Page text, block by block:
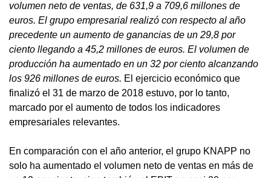
volumen neto de ventas, de 631,9 a 709,6 millones de
euros. El grupo empresarial realizó con respecto al año
precedente un aumento de ganancias de un 29,8 por
ciento llegando a 45,2 millones de euros. El volumen de
producción ha aumentado en un 32 por ciento alcanzando
los 926 millones de euros. El ejercicio económico que
finalizó el 31 de marzo de 2018 estuvo, por lo tanto,
marcado por el aumento de todos los indicadores
empresariales relevantes.
En comparación con el año anterior, el grupo KNAPP no
solo ha aumentado el volumen neto de ventas en más de